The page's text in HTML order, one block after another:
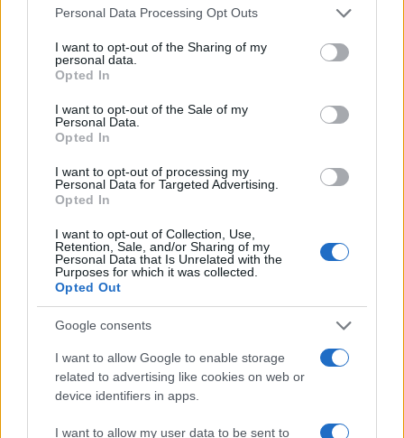
Please note that this website/app uses one or more Google
not limited to your visit or usage behaviour. You may click to
grant or deny consent to Google and its third-party tags to
use your data for below specified purposes in below Google
consent section.
Personal Data Processing Opt Outs
I want to opt-out of the Sharing of my
personal data.
Opted In
I want to opt-out of the Sale of my
Personal Data.
Opted In
I want to opt-out of processing my
Personal Data for Targeted Advertising.
Opted In
I want to opt-out of Collection, Use,
Retention, Sale, and/or Sharing of my
Personal Data that Is Unrelated with the
Purposes for which it was collected.
Opted Out
Google consents
I want to allow Google to enable storage
related to advertising like cookies on web or
device identifiers in apps.
I want to allow my user data to be sent to
Όροι Χρήσης. Το site προστατεύεται από reCAPTCHA, ισχύουν
Πολιτική Απορρήτου&Όροι Χρήσηςτης Google.
ΝΕΚΡΟΙ ΣΥΡΙΑ
ΠΟΛΕΜΟΣ ΣΥΡΙΑ
ΣΥΡΙΑ
ΤΖΙΧΑΝΤΙΣΤΕΣ
ενημερωθείτε πρώτοι για όλη την ειδησεογραφία και τα
τελευταία νέα της ημέρας